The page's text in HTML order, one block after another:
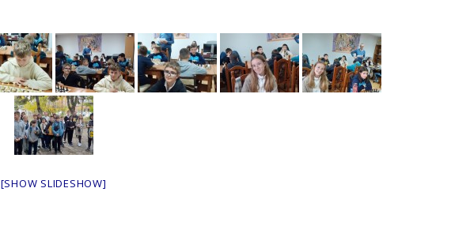
[SHOW SLIDESHOW]